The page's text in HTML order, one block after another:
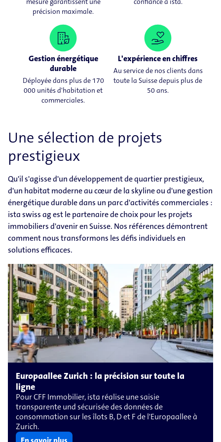
précision maximale.
Gestion énergétique
durable
Déployée dans plus de 170
000 unités d'habitation et
commerciales.
L'expérience en chiffres
Au service de nos clients dans
toute la Suisse depuis plus de
50 ans.
Une sélection de projets
prestigieux
Qu'il s'agisse d'un développement de quartier prestigieux,
d'un habitat moderne au cœur de la skyline ou d'une gestion
énergétique durable dans un parc d'activités commerciales :
ista swiss ag est le partenaire de choix pour les projets
immobiliers d'avenir en Suisse. Nos références démontrent
comment nous transformons les défis individuels en
solutions efficaces.
Europaallee Zurich : la précision sur toute la
ligne
Pour CFF Immobilier, ista réalise une saisie
transparente und sécurisée des données de
consommation sur les îlots B, D et F de l'Europaallee à
Zurich.